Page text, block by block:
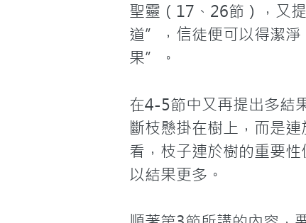
聖靈（17、26節），又
道”，信徒便可以得潔
果”。
在4-5節中又再提出多結
斷枝懸掛在樹上，而是
看，枝子連於樹的重要
以結果更多。